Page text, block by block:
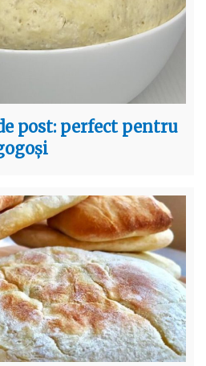
post: perfect pentru